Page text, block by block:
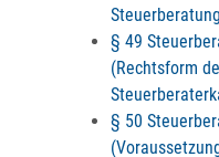
§ 49
(Rechtsform
§ 50